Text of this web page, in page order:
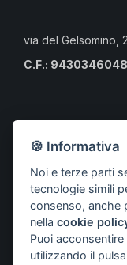
via del Gelsomino,
C.F.:
Risorse per i
Risorse per i
Risorse per gli
A.S.S.O.
Società aderenti
🍪 Informativa
Noi e terze parti
tecnologie simili
consenso, anche
nellacookie
Puoi
utilizzando il